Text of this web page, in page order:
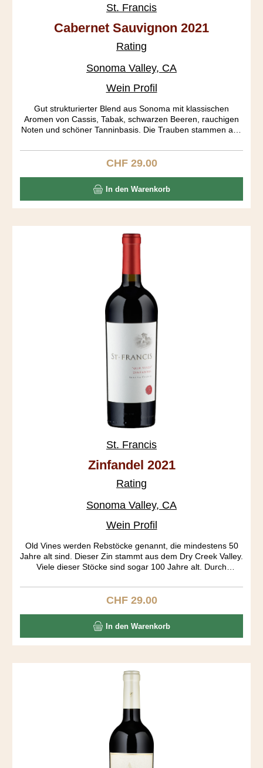
St. Francis
Cabernet Sauvignon 2021
Rating
Sonoma Valley, CA
Wein Profil
Gut strukturierter Blend aus Sonoma mit klassischen
Aromen von Cassis, Tabak, schwarzen Beeren, rauchigen
Noten und schöner Tanninbasis. Die Trauben stammen aus
Alexander Valley.
Regulärer Preis:
CHF 29.00
In den Warenkorb
St. Francis
Zinfandel 2021
Rating
Sonoma Valley, CA
Wein Profil
Old Vines werden Rebstöcke genannt, die mindestens 50
Jahre alt sind. Dieser Zin stammt aus dem Dry Creek Valley.
Viele dieser Stöcke sind sogar 100 Jahre alt. Durch
kleinen Bäumen als dem klassischen Rebstock.
Bewässerung haben diese Stöcke nicht nötig, „dry farming“.
sehr konzentriert. Must have wine.
Regulärer Preis:
CHF 29.00
In den Warenkorb